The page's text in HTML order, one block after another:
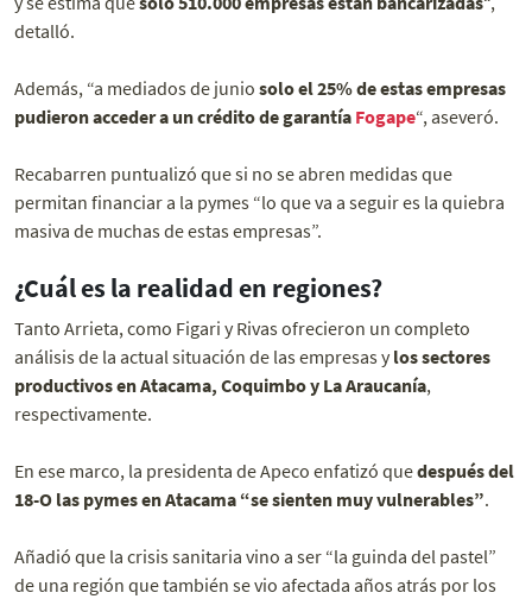
detalló.
Además, “a mediados de junio solo el 25% de estas empresas
pudieron acceder a un crédito de garantía Fogape“, aseveró.
Recabarren puntualizó que si no se abren medidas que
permitan financiar a la pymes “lo que va a seguir es la quiebra
masiva de muchas de estas empresas”.
¿Cuál es la realidad en regiones?
Tanto Arrieta, como Figari y Rivas ofrecieron un completo
análisis de la actual situación de las empresas y los sectores
productivos en Atacama, Coquimbo y La Araucanía,
respectivamente.
En ese marco, la presidenta de Apeco enfatizó quedespués del
18-O las pymes en Atacama “se sienten muy vulnerables”.
Añadió que la crisis sanitaria vino a ser “la guinda del pastel”
de una región que también se vio afectada años atrás por los